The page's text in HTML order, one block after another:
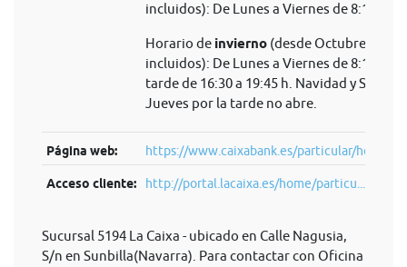
incluidos): De Lunes a Viernes de 8:15 a
Horario de invierno(desde Octubre hasta
incluidos): De Lunes a Viernes de 8:15 a
tarde de 16:30 a 19:45 h. Navidad y
Jueves por la tarde no abre.
Página web: https://www.caixabank.es/particular/home/
Acceso cliente: http://portal.lacaixa.es/home/particu...
Sucursal 5194 La Caixa - ubicado en Calle Nagusia,
S/n en Sunbilla(Navarra). Para contactar con Oficina